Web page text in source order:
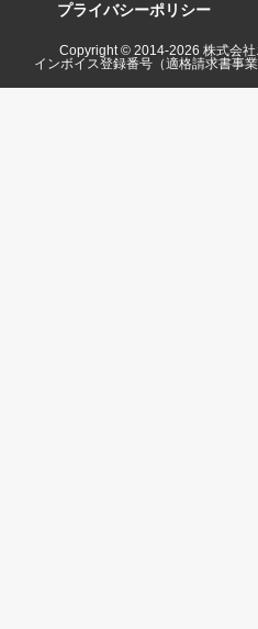
プライバシーポリシー
Copyright © 2014-2026 株式会
インボイス登録番号（適格請求書事